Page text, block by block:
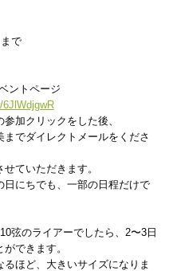
で
ントページ
加クリックをした後、
までダイレクトメールをくださ
ていただきます。
日にちでも、一部の日程だけで
弦のライアーでしたら、2〜3日
できます。
るほど、大きいサイズになりま